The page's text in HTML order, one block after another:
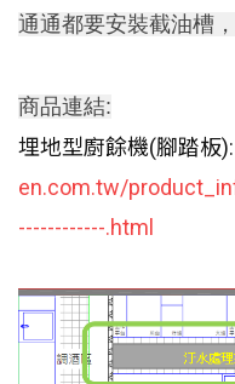
通通都要安裝截油槽
商品連結:
埋地型廚餘機(腳踏板):
en.com.tw/
------------.html